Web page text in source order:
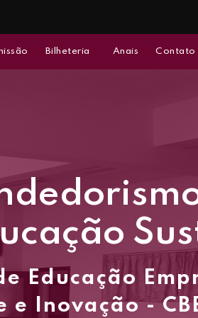
Bilheteria Anais Contato
Educação
Inovação -